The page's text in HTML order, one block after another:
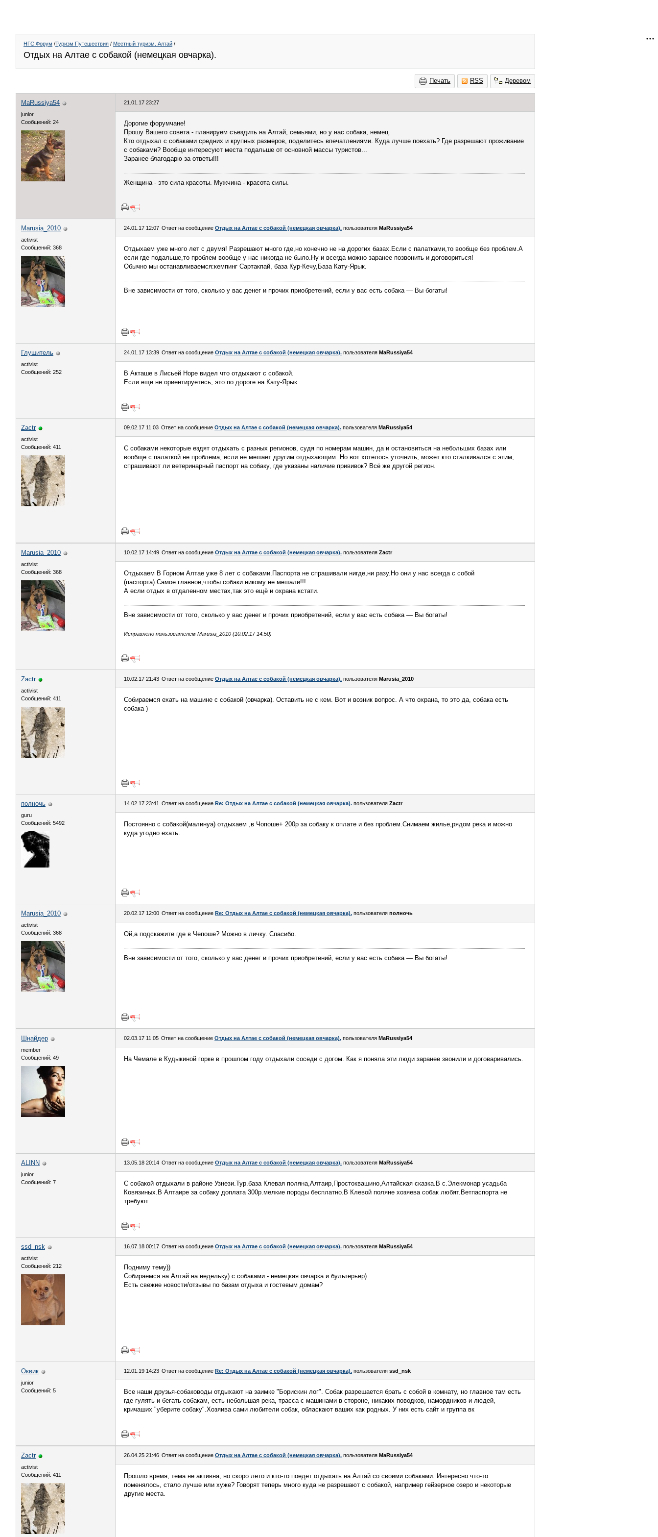
НГС.Форум /Туризм Путешествия / Местный туризм. Алтай /
Отдых на Алтае с собакой (немецкая овчарка).
Печать RSS Деревом
MaRussiya54
junior
Сообщений: 24
21.01.17 23:27
Дорогие форумчане!
Прошу Вашего совета - планируем съездить на Алтай, семьями, но у нас собака, немец.
Кто отдыхал с собаками средних и крупных размеров, поделитесь впечатлениями. Куда лучше поехать? Где разрешают проживание
с собаками? Вообще интересуют места подальше от основной массы туристов...
Заранее благодарю за ответы!!!
Женщина - это сила красоты. Мужчина - красота силы.
Marusia_2010
activist
Сообщений: 368
24.01.17 12:07 Ответ на сообщение Отдых на Алтае с собакой (немецкая овчарка). пользователя MaRussiya54
Отдыхаем уже много лет с двумя! Разрешают много где,но конечно не на дорогих базах.Если с палатками,то вообще без проблем.А
если где подальше,то проблем вообще у нас никогда не было.Ну и всегда можно заранее позвонить и договориться!
Обычно мы останавливаемся:кемпинг Сартакпай, база Кур-Кечу,База Кату-Ярык.
Вне зависимости от того, сколько у вас денег и прочих приобретений, если у вас есть собака — Вы богаты!
Глушитель
activist
Сообщений: 252
24.01.17 13:39 Ответ на сообщение Отдых на Алтае с собакой (немецкая овчарка). пользователя MaRussiya54
В Акташе в Лисьей Норе видел что отдыхают с собакой.
Если еще не ориентируетесь, это по дороге на Кату-Ярык.
Zactr
activist
Сообщений: 411
09.02.17 11:03 Ответ на сообщение Отдых на Алтае с собакой (немецкая овчарка). пользователя MaRussiya54
С собаками некоторые ездят отдыхать с разных регионов, судя по номерам машин, да и остановиться на небольших базах или
вообще с палаткой не проблема, если не мешает другим отдыхающим. Но вот хотелось уточнить, может кто сталкивался с этим,
спрашивают ли ветеринарный паспорт на собаку, где указаны наличие прививок? Всё же другой регион.
Marusia_2010
activist
Сообщений: 368
10.02.17 14:49 Ответ на сообщение Отдых на Алтае с собакой (немецкая овчарка). пользователя Zactr
Отдыхаем В Горном Алтае уже 8 лет с собаками.Паспорта не спрашивали нигде,ни разу.Но они у нас всегда с собой
(паспорта).Самое главное,чтобы собаки никому не мешали!!!
А если отдых в отдаленном местах,так это ещё и охрана кстати.
Вне зависимости от того, сколько у вас денег и прочих приобретений, если у вас есть собака — Вы богаты!
Исправлено пользователем Marusia_2010 (10.02.17 14:50)
Zactr
activist
Сообщений: 411
10.02.17 21:43 Ответ на сообщение Отдых на Алтае с собакой (немецкая овчарка). пользователя Marusia_2010
Собираемся ехать на машине с собакой (овчарка). Оставить не с кем. Вот и возник вопрос. А что охрана, то это да, собака есть
собака )
полночь
guru
Сообщений: 5492
14.02.17 23:41 Ответ на сообщение Re: Отдых на Алтае с собакой (немецкая овчарка). пользователя Zactr
Постоянно с собакой(малинуа) отдыхаем ,в Чопоше+ 200р за собаку к оплате и без проблем.Снимаем жилье,рядом река и можно
куда угодно ехать.
Marusia_2010
activist
Сообщений: 368
20.02.17 12:00 Ответ на сообщение Re: Отдых на Алтае с собакой (немецкая овчарка). пользователя полночь
Ой,а подскажите где в Чепоше? Можно в личку. Спасибо.
Вне зависимости от того, сколько у вас денег и прочих приобретений, если у вас есть собака — Вы богаты!
Шнайдер
member
Сообщений: 49
02.03.17 11:05 Ответ на сообщение Отдых на Алтае с собакой (немецкая овчарка). пользователя MaRussiya54
На Чемале в Кудыкиной горке в прошлом году отдыхали соседи с догом. Как я поняла эти люди заранее звонили и договаривались.
ALINN
junior
Сообщений: 7
13.05.18 20:14 Ответ на сообщение Отдых на Алтае с собакой (немецкая овчарка). пользователя MaRussiya54
С собакой отдыхали в районе Узнези.Тур.база Клевая поляна,Алтаир,Простоквашино,Алтайская сказка.В с.Элекмонар усадьба
Ковязиных.В Алтаире за собаку доплата 300р.мелкие породы бесплатно.В Клевой поляне хозяева собак любят.Ветпаспорта не
требуют.
ssd_nsk
activist
Сообщений: 212
16.07.18 00:17 Ответ на сообщение Отдых на Алтае с собакой (немецкая овчарка). пользователя MaRussiya54
Подниму тему))
Собираемся на Алтай на недельку) с собаками - немецкая овчарка и бультерьер)
Есть свежие новости/отзывы по базам отдыха и гостевым домам?
Оквик
junior
Сообщений: 5
12.01.19 14:23 Ответ на сообщение Re: Отдых на Алтае с собакой (немецкая овчарка). пользователя ssd_nsk
Все наши друзья-собаководы отдыхают на заимке "Борискин лог". Собак разрешается брать с собой в комнату, но главное там есть
где гулять и бегать собакам, есть небольшая река, трасса с машинами в стороне, никаких поводков, намордников и людей,
кричаших "уберите собаку".Хозяива сами любители собак, обласкают ваших как родных. У них есть сайт и группа вк
Zactr
activist
Сообщений: 411
26.04.25 21:46 Ответ на сообщение Отдых на Алтае с собакой (немецкая овчарка). пользователя MaRussiya54
Прошло время, тема не активна, но скоро лето и кто-то поедет отдыхать на Алтай со своими собаками. Интересно что-то
поменялось, стало лучше или хуже? Говорят теперь много куда не разрешают с собакой, например гейзерное озеро и некоторые
другие места.